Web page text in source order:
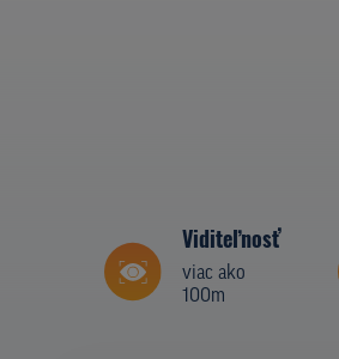
Viditeľnosť
viac ako
100m